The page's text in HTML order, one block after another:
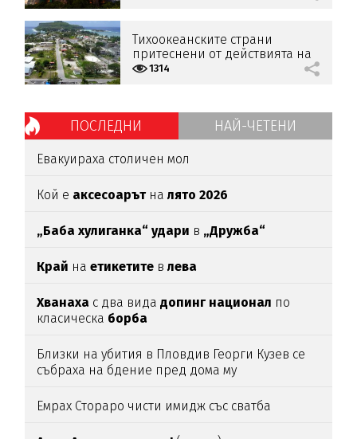
Тихоокеанските страни
притеснени от действията на
САЩ и Китай в района
1314
ПОСЛЕДНИ НАЙ-ЧЕТЕНИ
Евакуираха столичен мол
Кой е аксесоарътналято 2026
„Баба хулиганка“ удари в „Дружба“
Край наетикетите влева
Хванаха с два видадопинг национал по
класическа борба
Близки на убития в Пловдив Георги Кузев се
събраха на бдение пред дома му
Емрах Стораро чисти имидж със сватба